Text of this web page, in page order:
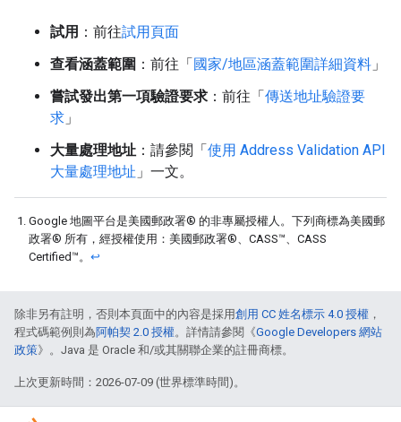
試用 ：前往試用頁面
查看涵蓋範圍 ：前往「國家/地區涵蓋範圍詳細資料 」
嘗試發出第一項驗證要求 ：前往「傳送地址驗證要
求 」
大量處理地址 ：請參閱「使用 Address Validation API
大量處理地址 」一文。
Google 地圖平台是美國郵政署® 的非專屬授權人。下列商標為美國郵
政署® 所有，經授權使用：美國郵政署®、CASS™、CASS
Certified™。 ↩
除非另有註明，否則本頁面中的內容是採用創用 CC 姓名標示 4.0 授權 ，
程式碼範例則為阿帕契 2.0 授權。詳情請參閱《Google Developers 網站
政策》。Java 是 Oracle 和/或其關聯企業的註冊商標。
上次更新時間：2026-07-09 (世界標準時間)。